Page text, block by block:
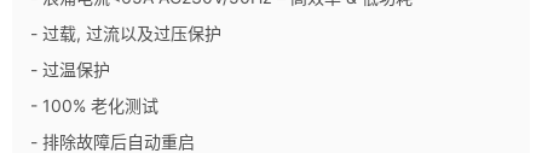
- 过载, 过流以及过压保护
- 过温保护
- 100% 老化测试
- 排除故障后自动重启